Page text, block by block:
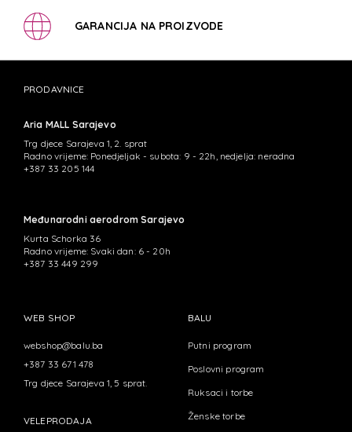
GARANCIJA NA PROIZVODE
PRODAVNICE
Aria MALL Sarajevo
Trg djece Sarajeva 1, 2. sprat
Radno vrijeme: Ponedjeljak - subota: 9 - 22h, nedjelja: neradna
+387 33 205 144
Međunarodni aerodrom Sarajevo
Kurta Schorka 36
Radno vrijeme: Svaki dan: 6 - 20h
+387 33 449 299
WEB SHOP
webshop@balu.ba
+387 33 671 478
Trg djece Sarajeva 1, 5 sprat.
VELEPRODAJA
BALU
Putni program
Poslovni program
Ruksaci i torbe
Ženske torbe